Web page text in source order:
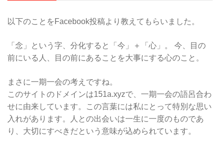
以下のことをFacebook投稿より教えてもらいました。
「念」という字、分化すると「今」＋「心」。 今、目の
前にいる人、目の前にあることを大事にする心のこと。
まさに一期一会の考えですね。
このサイトのドメインは151a.xyzで、一期一会の語呂合わ
せに由来しています。この言葉には私にとって特別な思い
入れがあります。人との出会いは一生に一度のものであ
り、大切にすべきだという意味が込められています。